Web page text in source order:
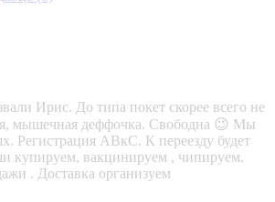
Ирис. До типа покет скорее всего не
мышечная деффочка. Свободна 😉 Мы
Регистрация АВкС. К переезду будет
купируем, вакцинируем , чипируем.
. Доставка организуем